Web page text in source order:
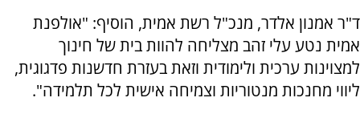
ד"ר אמנון אלדר, מנכ"ל רשת אמית, הוסיף: "אולפנת
אמית נטע עלי זהב מצליחה להוות בית של חינוך
למצוינות ערכית ולימודית וזאת בעזרת חדשנות פדגוגית,
ליווי מחנכות מנטוריות וצמיחה אישית לכל תלמידה".